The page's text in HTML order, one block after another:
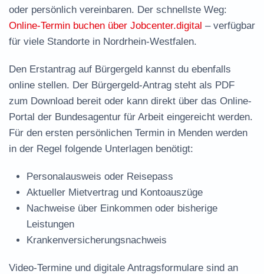
oder persönlich vereinbaren. Der schnellste Weg:
Online-Termin buchen über Jobcenter.digital – verfügbar
für viele Standorte in Nordrhein-Westfalen.
Den Erstantrag auf Bürgergeld kannst du ebenfalls
online stellen. Der Bürgergeld-Antrag steht als PDF
zum Download bereit oder kann direkt über das Online-
Portal der Bundesagentur für Arbeit eingereicht werden.
Für den ersten persönlichen Termin in Menden werden
in der Regel folgende Unterlagen benötigt:
Personalausweis oder Reisepass
Aktueller Mietvertrag und Kontoauszüge
Nachweise über Einkommen oder bisherige
Leistungen
Krankenversicherungsnachweis
Video-Termine und digitale Antragsformulare sind an